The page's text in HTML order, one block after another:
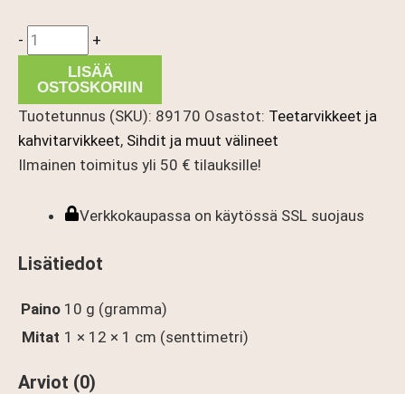
- Matcha
lusikka
määrä
+
LISÄÄ
OSTOSKORIIN
Tuotetunnus (SKU): 89170 Osastot: Teetarvikkeet ja
kahvitarvikkeet, Sihdit ja muut välineet
Ilmainen toimitus yli 50 € tilauksille!
Verkkokaupassa on käytössä SSL suojaus
Lisätiedot
Paino 10 g (gramma)
Mitat 1 × 12 × 1 cm (senttimetri)
Arviot (0)